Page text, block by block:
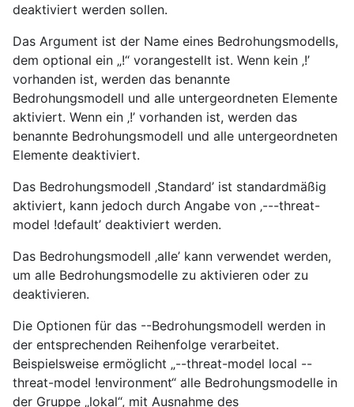
deaktiviert werden sollen.
Das Argument ist der Name eines Bedrohungsmodells,
dem optional ein „!“ vorangestellt ist. Wenn kein ‚!’
vorhanden ist, werden das benannte
Bedrohungsmodell und alle untergeordneten Elemente
aktiviert. Wenn ein ‚!’ vorhanden ist, werden das
benannte Bedrohungsmodell und alle untergeordneten
Elemente deaktiviert.
Das Bedrohungsmodell ‚Standard’ ist standardmäßig
aktiviert, kann jedoch durch Angabe von ‚---threat-
model !default’ deaktiviert werden.
Das Bedrohungsmodell ‚alle’ kann verwendet werden,
um alle Bedrohungsmodelle zu aktivieren oder zu
deaktivieren.
Die Optionen für das --Bedrohungsmodell werden in
der entsprechenden Reihenfolge verarbeitet.
Beispielsweise ermöglicht „--threat-model local --
threat-model !environment“ alle Bedrohungsmodelle in
der Gruppe „lokal“, mit Ausnahme des